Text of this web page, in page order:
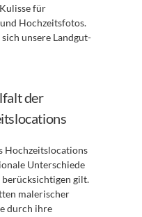
für
Hochzeitsfotos.
unsere Landgut-
der
Hochzeitslocations
Unterschiede
berücksichtigen gilt.
malerischer
durch ihre